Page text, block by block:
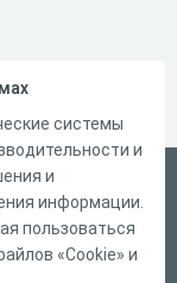
системы
и
и
информации.
пользоваться
«Cookie» и